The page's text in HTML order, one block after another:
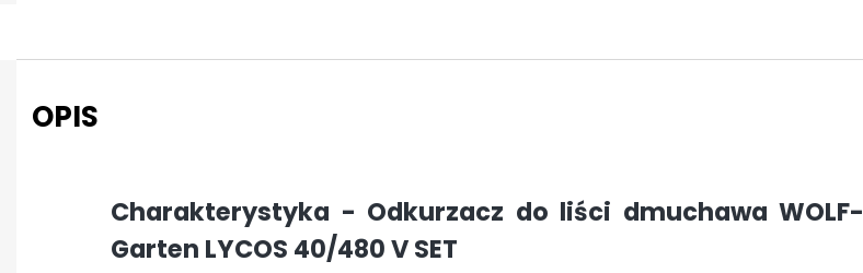
OPIS
Charakterystyka - Odkurzacz do liści dmuchawa WOLF-
Garten LYCOS 40/480 V SET